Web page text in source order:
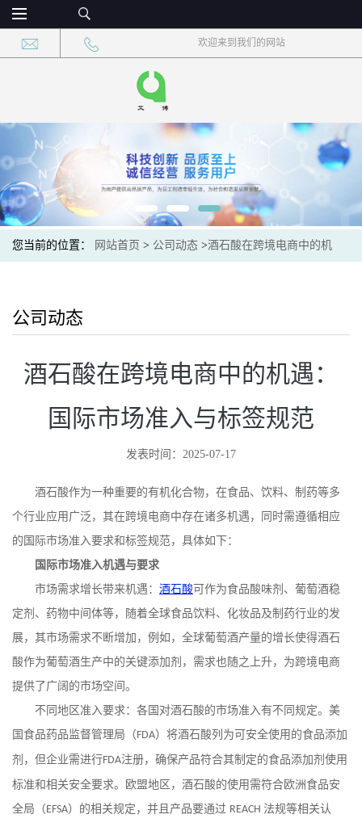
欢迎来到我们的网站
您当前的位置： 网站首页 > 公司动态 >酒石酸在跨境电商中的机
公司动态
酒石酸在跨境电商中的机遇：
国际市场准入与标签规范
发表时间：2025-07-17
酒石酸作为一种重要的有机化合物，在食品、饮料、制药等多
个行业应用广泛，其在跨境电商中存在诸多机遇，同时需遵循相应
的国际市场准入要求和标签规范，具体如下：
国际市场准入机遇与要求
市场需求增长带来机遇： 酒石酸可作为食品酸味剂、葡萄酒稳
定剂、药物中间体等，随着全球食品饮料、化妆品及制药行业的发
展，其市场需求不断增加，例如，全球葡萄酒产量的增长使得酒石
酸作为葡萄酒生产中的关键添加剂，需求也随之上升，为跨境电商
提供了广阔的市场空间。
不同地区准入要求：各国对酒石酸的市场准入有不同规定。美
国食品药品监督管理局（FDA）将酒石酸列为可安全使用的食品添加
剂，但企业需进行FDA注册，确保产品符合其制定的食品添加剂使用
标准和相关安全要求。欧盟地区，酒石酸的使用需符合欧洲食品安
全局（EFSA）的相关规定，并且产品要通过 REACH 法规等相关认